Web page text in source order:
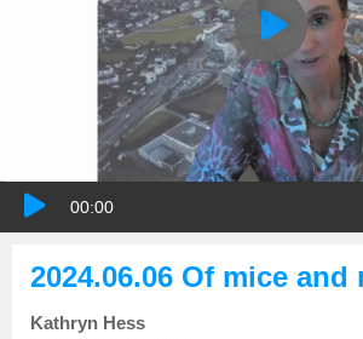
00:00
2024.06.06 Of mice and
Kathryn Hess